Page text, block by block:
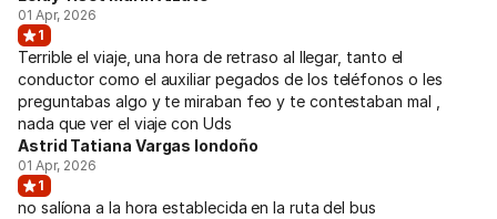
01 Apr, 2026
1
Terrible el viaje, una hora de retraso al llegar, tanto el
conductor como el auxiliar pegados de los teléfonos o les
preguntabas algo y te miraban feo y te contestaban mal ,
nada que ver el viaje con Uds
Astrid Tatiana Vargas londoño
01 Apr, 2026
1
no salíona a la hora establecida en la ruta del bus